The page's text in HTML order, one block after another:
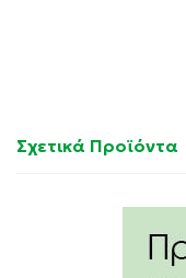
Σχετικά Προϊόντα